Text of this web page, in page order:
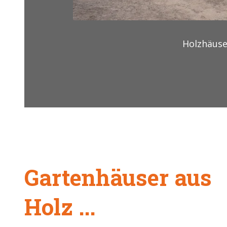
Gartenhäuser aus
Holz ...